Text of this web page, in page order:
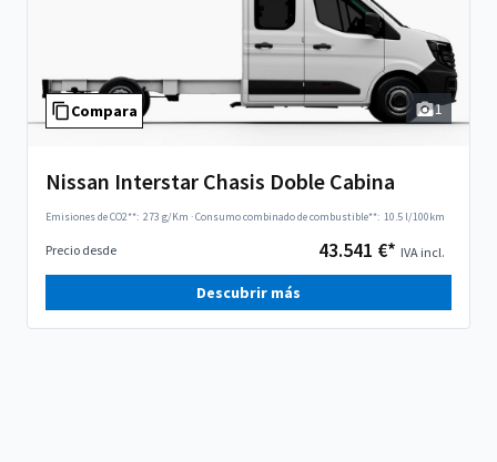
Compara 1
Nissan Interstar Chasis Doble Cabina
Emisiones de CO2**: 273 g/Km ·Consumo combinado de combustible**: 10.5 l/100km
Precio desde 43.541 €* IVA incl.
Descubrir más